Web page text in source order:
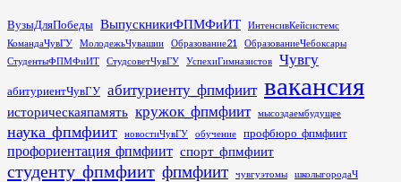
Перейти
к
содержимому
ВузыДляПобеды ВыпускникиФПМФиИТ
ИнтенсивКейсистемс
КомандаЧувГУ
МолодежьЧувашии Образование21
ОбразованиеЧебоксары
СтудентыФПМФиИТ
СтудсоветЧувГУ УспехиГимназистов Чувгу
абитуриентЧувГУ абитуриенту_фпмфиит вакансия
историческаяпамять кружок_фпмфиит мысоздаембудущее
наука_фпмфиит новостиЧувГУ обучение профбюро_фпмфиит
профориентация_фпмфиит спорт_фпмфиит
студенту_фпмфиит фпмфиит чувгуэтомы школыгородаЧ